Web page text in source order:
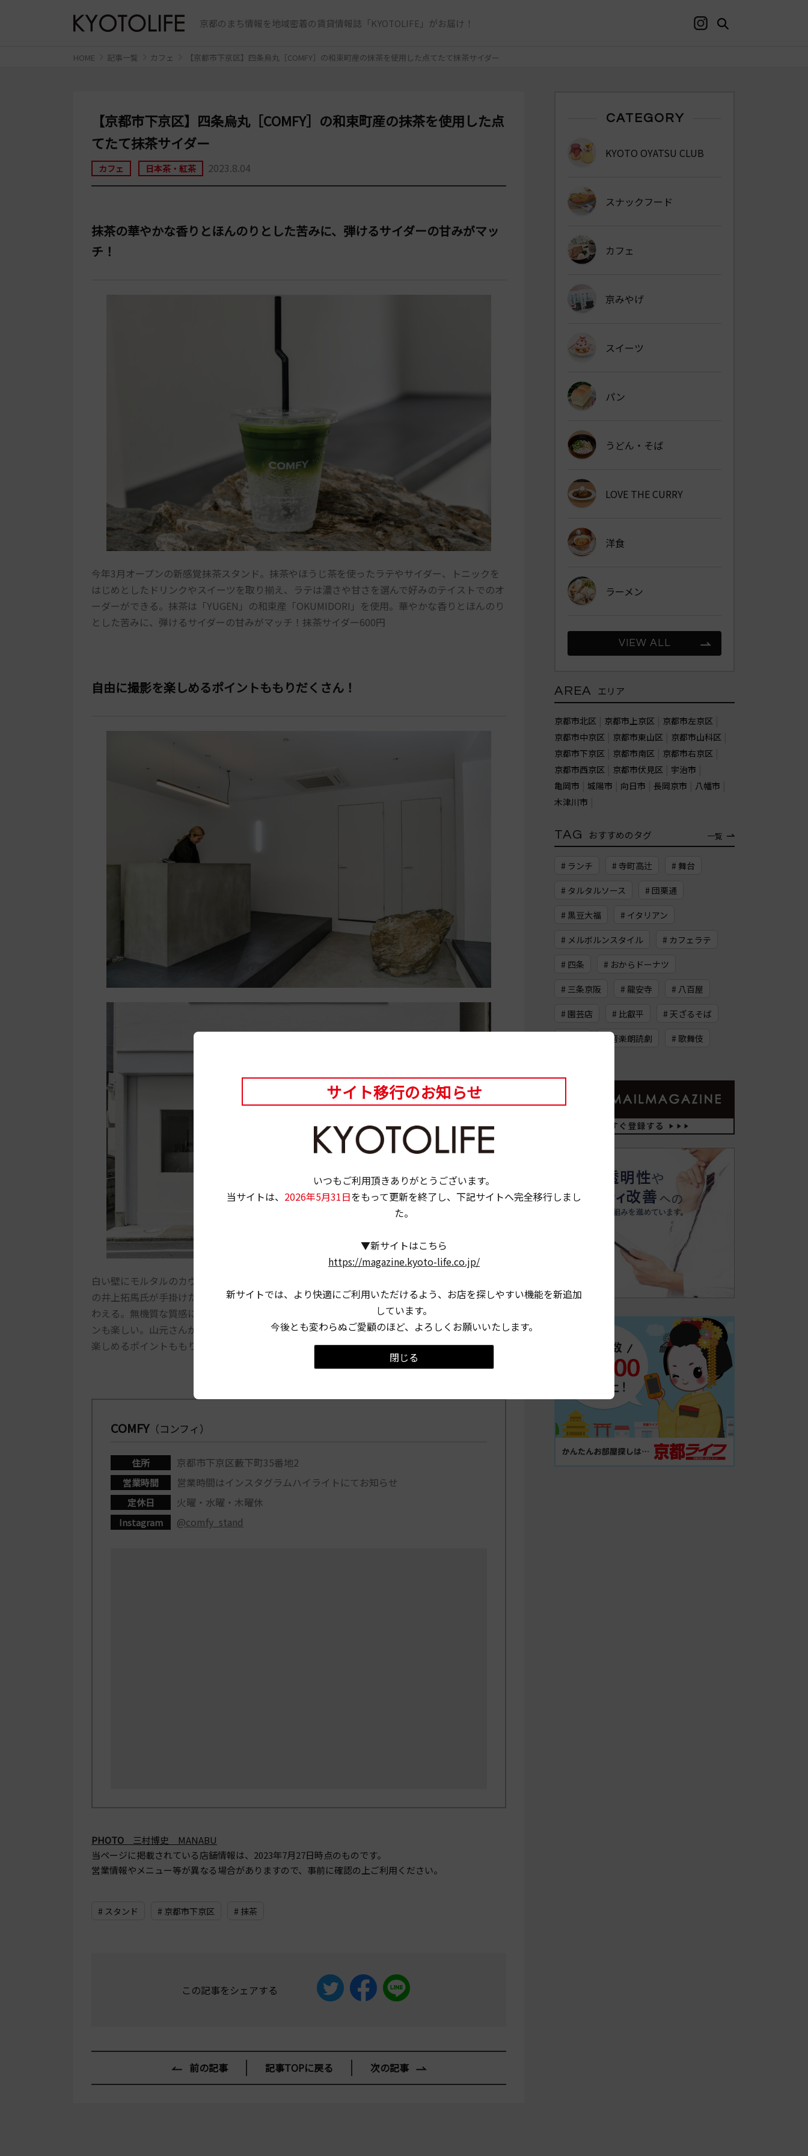
京都のまち情報を地域密着の賃貸情報誌「KYOTOLIFE」がお届け！
HOME 記事一覧 カフェ 【京都市下京区】四条烏丸［COMFY］の和束町産の抹茶を使用した点てたて抹茶サイダー
【京都市下京区】四条烏丸［COMFY］の和束町産の抹茶を使用した点
てたて抹茶サイダー
カフェ 日本茶・紅茶 2023.8.04
抹茶の華やかな香りとほんのりとした苦みに、弾けるサイダーの甘みがマッ
チ！
今年3月オープンの新感覚抹茶スタンド。抹茶やほうじ茶を使ったラテやサイダー、トニックを
はじめとしたドリンクやスイーツを取り揃え、ラテは濃さや甘さを選んで好みのテイストでのオ
ーダーができる。抹茶は「YUGEN」の和束産「OKUMIDORI」を使用。華やかな香りとほんのり
とした苦みに、弾けるサイダーの甘みがマッチ！抹茶サイダー600円
自由に撮影を楽しめるポイントももりだくさん！
白い壁にモルタルのカウンターなど、モノトーンで統一された店の内外はインテリアデザイナー
の井上拓馬氏が手掛けたもの。店内に一歩足を踏み入れたときからアート作品になった気分が味
わえる。無機質な質感に対するような、スタッフの山元さん姉妹との気さくなコミュニケーショ
ンも楽しい。山元さんがお茶を点てる様子や、壁のニッチ、床に置かれた岩など、自由に撮影を
楽しめるポイントももりだくさん！
COMFY（コンフィ）
住所 京都市下京区藪下町35番地2
営業時間 営業時間はインスタグラムハイライトにてお知らせ
定休日 火曜・水曜・木曜休
Instagram @comfy_stand
PHOTO 三村博史 MANABU
当ページに掲載されている店舗情報は、 2023年7月27日時点のものです。
営業情報やメニュー等が異なる場合がありますので、事前に確認の上ご利用ください。
# スタンド # 京都市下京区 # 抹茶
この記事をシェアする
前の記事 記事TOPに戻る 次の記事
CATEGORY
KYOTO OYATSU CLUB
スナックフード
カフェ
京みやげ
スイーツ
パン
うどん・そば
LOVE THE CURRY
洋食
ラーメン
VIEW ALL
AREA エリア
京都市北区 京都市上京区
京都市左京区
京都市中京区
京都市東山区
京都市山科区
京都市下京区
京都市南区
京都市右京区
京都市西京区
京都市伏見区
宇治市
亀岡市
城陽市 向日市 長岡京市
八幡市
木津川市
TAG おすすめのタグ 一覧
# ランチ # 寺町高辻 # 舞台
# タルタルソース # 団栗通
# 黒豆大福 # イタリアン
# メルボルンスタイル # カフェラテ
# 四条 # おからドーナツ
# 三条京阪 # 龍安寺 # 八百屋
# 園芸店 # 比叡平 # 天ざるそば
# 音楽朗読劇 # 歌舞伎
サイト移行のお知らせ
いつもご利用頂きありがとうございます。
当サイトは、 2026年5月31日をもって更新を終了し、下記サイトへ完全移行しまし
た。
▼新サイトはこちら
https://magazine.kyoto-life.co.jp/
新サイトでは、より快適にご利用いただけるよう、お店を探しやすい機能を新追加
しています。
今後とも変わらぬご愛顧のほど、よろしくお願いいたします。
閉じる